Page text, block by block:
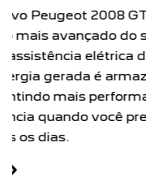
Potência para você
versões GT Hybrid
Active T200 AT do
Motor Turbo 200
200 Nm de torque.
Previous